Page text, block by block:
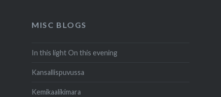
MISC BLOGS
In this light On this evening
Kansallispuvussa
Kemikaalikimara